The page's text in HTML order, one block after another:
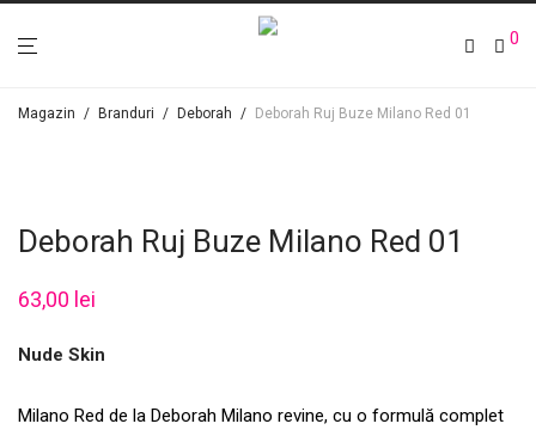
0
Magazin / Branduri / Deborah / Deborah Ruj Buze Milano Red 01
Deborah Ruj Buze Milano Red 01
63,00 lei
Nude Skin
Milano Red de la Deborah Milano revine, cu o formulă complet